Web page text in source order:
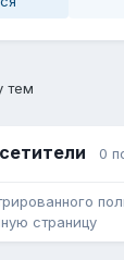
тем
0
страницу